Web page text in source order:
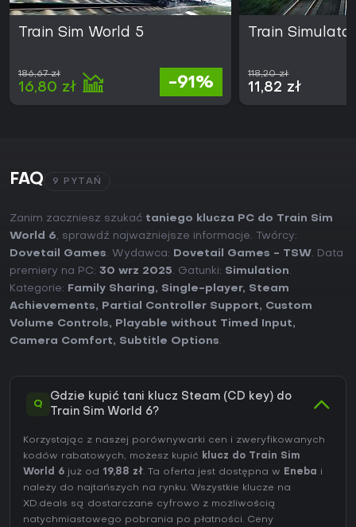
Train Sim World 5
186,67 zł
16,80 zł -91%
Train
118,20 zł
11,82 zł
FAQ 9 PYTAŃ
Zanim zaczniesz szukać taniego klucza PC do Train Sim
World 6, sprawdź najważniejsze informacje. Twórcy:
Dovetail Games. Wydawca: Dovetail Games - TSW. Data
premiery na PC: 30 wrz 2025. Gatunki: Simulation.
Kategorie:
Family Sharing, Single-player, Steam
Achievements, Partial Controller Support, Custom
Volume Controls, Playable without Timed Input,
Camera Comfort, Subtitle Options.
Q
Gdzie kupić tani klucz Steam (CD key) do
Train Sim World 6?
Korzystając z naszej porównywarki cen i zweryfikowanych
kodów rabatowych, możesz kupić klucz do Train Sim
World 6 już od 19,88 zł. Ta oferta jest dostępna w Eneba
i
należy do najtańszych na rynku. Wszystkie klucze na
XD.deals są dostarczane cyfrowo z możliwością
natychmiastowego pobrania po płatności. Ceny